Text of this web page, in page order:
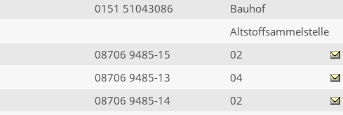
0151 51043086
Bauhof
Altstoffsammelstelle
08706 9485-15 02
08706 9485-13 04
08706 9485-14 02